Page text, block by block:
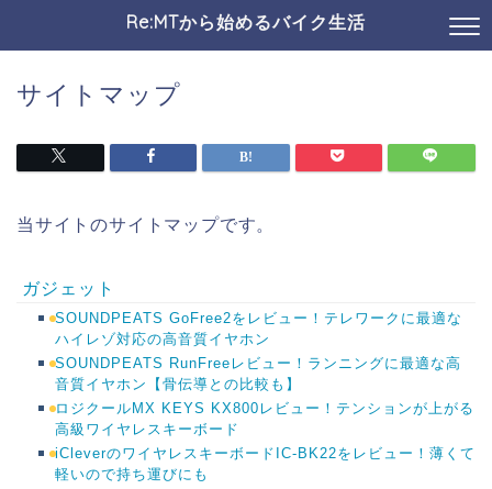
Re:MTから始めるバイク生活
サイトマップ
当サイトのサイトマップです。
ガジェット
SOUNDPEATS GoFree2をレビュー！テレワークに最適な
ハイレゾ対応の高音質イヤホン
SOUNDPEATS RunFreeレビュー！ランニングに最適な高
音質イヤホン【骨伝導との比較も】
ロジクールMX KEYS KX800レビュー！テンションが上がる
高級ワイヤレスキーボード
iCleverのワイヤレスキーボードIC-BK22をレビュー！薄くて
軽いので持ち運びにも